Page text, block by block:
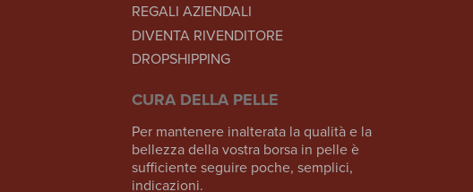
REGALI AZIENDALI
DIVENTA RIVENDITORE
DROPSHIPPING
CURA DELLA PELLE
Per mantenere inalterata la qualità e la
bellezza della vostra borsa in pelle è
sufficiente seguire poche, semplici,
indicazioni.